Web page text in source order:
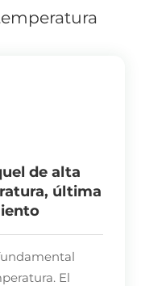
de alta
última
El